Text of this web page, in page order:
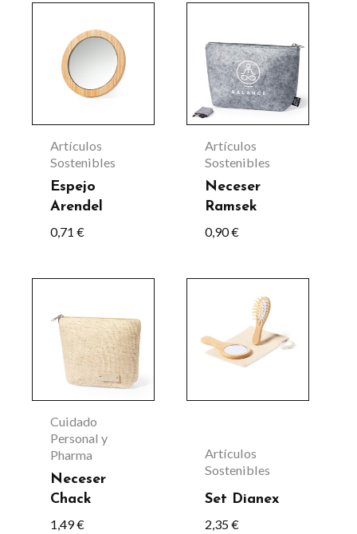
Artículos
Sostenibles
Espejo
Arendel
0,71 €
Artículos
Sostenibles
Neceser
Ramsek
0,90€
producto
tiene
múltiples
variantes.
Las
opciones
se
pueden
elegir
de
producto
Cuidado
Personal y
Pharma
Neceser
Chack
1,49€
producto
tiene
múltiples
variantes.
Las
opciones
se
pueden
Artículos
Sostenibles
Set Dianex
2,35€